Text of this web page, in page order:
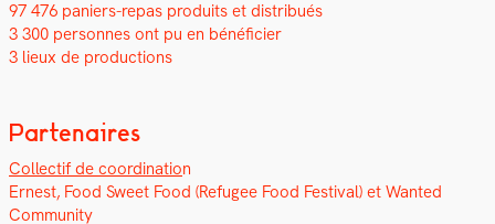
97 476 paniers-repas pro­duits et dis­tribués
3 300 per­son­nes ont pu en béné­fici­er
3 lieux de pro­duc­tions
Partenaires
Col­lec­tif de coor­di­na­tion
Ernest, Food Sweet Food (Refugee Food Fes­ti­val) et Want­ed
Com­mu­ni­ty